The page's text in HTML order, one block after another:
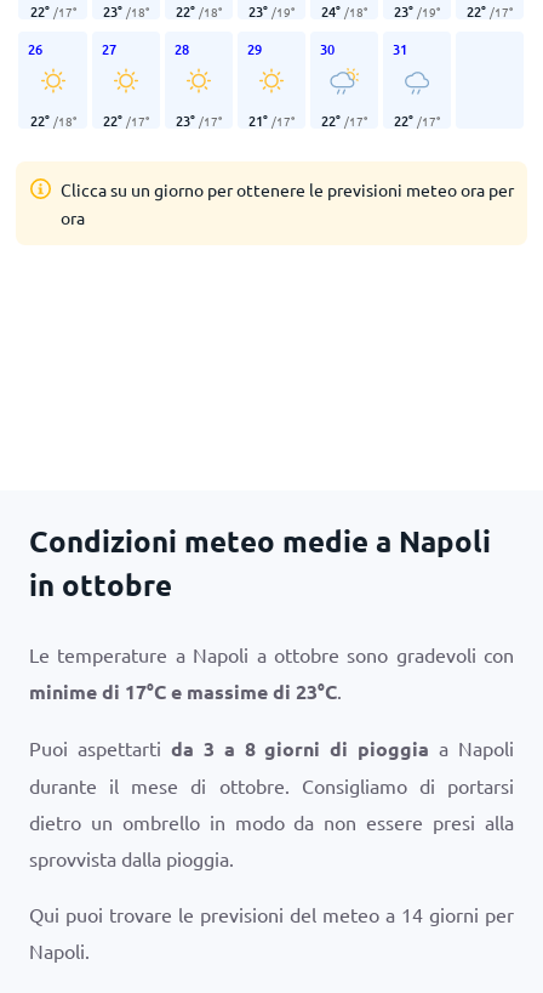
22° /17° 23° /18° 22° /18° 23° /19° 24° /18° 23° /19° 22° /17°
26
22° /18°
27
22° /17°
28
23° /17°
29
21° /17°
30
22° /17°
31
22° /17°
Clicca su un giorno per ottenere le previsioni meteo ora per
ora
Condizioni meteo medie a Napoli
in ottobre
Le temperature a Napoli a ottobre sono gradevoli con
minime di 17°Ce massime di 23°C.
Puoi aspettarti da 3 a 8 giorni di pioggia a Napoli
durante il mese di ottobre. Consigliamo di portarsi
dietro un ombrello in modo da non essere presi alla
sprovvista dalla pioggia.
Qui puoi trovare le previsioni del meteo a 14 giorni per
Napoli.